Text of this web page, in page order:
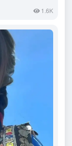
1.6K